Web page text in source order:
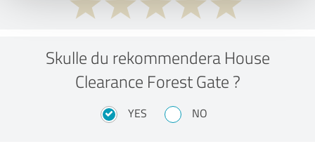
Skulle du rekommendera House
Clearance Forest Gate ?
YES NO